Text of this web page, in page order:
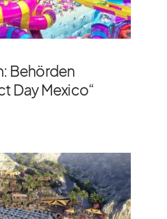
Behörden
Day Mexico“